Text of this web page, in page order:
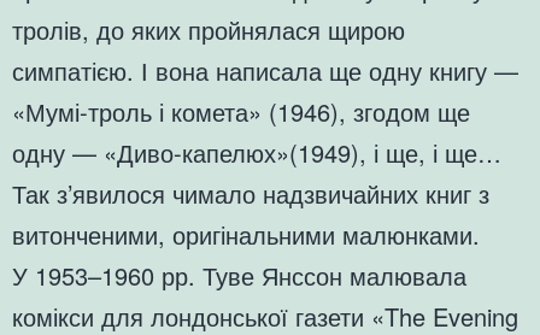
тролів, до яких пройнялася щирою
симпатією. І вона написала ще одну книгу —
«Мумі-троль і комета» (1946), згодом ще
одну — «Диво-капелюх»(1949), і ще, і ще…
Так з’явилося чимало надзвичайних книг з
витонченими, оригінальними малюнками.
У 1953–1960 рр. Туве Янссон малювала
комікси для лондонської газети «The Evening